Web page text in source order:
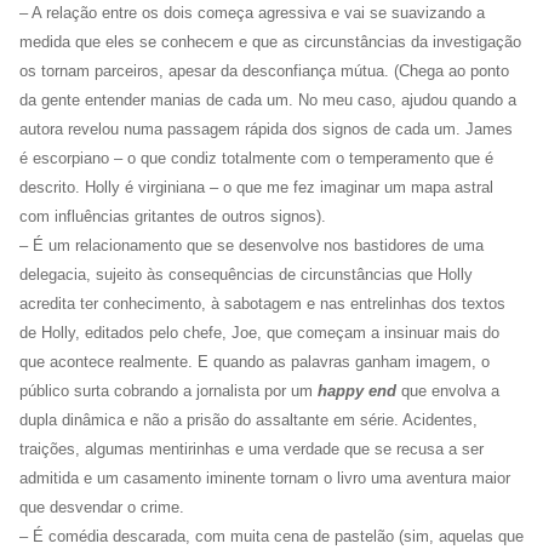
– A relação entre os dois começa agressiva e vai se suavizando a
medida que eles se conhecem e que as circunstâncias da investigação
os tornam parceiros, apesar da desconfiança mútua. (Chega ao ponto
da gente entender manias de cada um. No meu caso, ajudou quando a
autora revelou numa passagem rápida dos signos de cada um. James
é escorpiano – o que condiz totalmente com o temperamento que é
descrito. Holly é virginiana – o que me fez imaginar um mapa astral
com influências gritantes de outros signos).
– É um relacionamento que se desenvolve nos bastidores de uma
delegacia, sujeito às consequências de circunstâncias que Holly
acredita ter conhecimento, à sabotagem e nas entrelinhas dos textos
de Holly, editados pelo chefe, Joe, que começam a insinuar mais do
que acontece realmente. E quando as palavras ganham imagem, o
público surta cobrando a jornalista por um happy end que envolva a
dupla dinâmica e não a prisão do assaltante em série. Acidentes,
traições, algumas mentirinhas e uma verdade que se recusa a ser
admitida e um casamento iminente tornam o livro uma aventura maior
que desvendar o crime.
– É comédia descarada, com muita cena de pastelão (sim, aquelas que